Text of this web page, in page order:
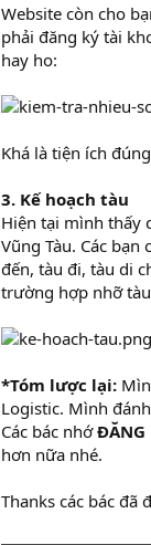
Website còn cho
phải đăng ký tài
hay ho:
Khá là tiện ích
3. Kế hoạch tàu
Hiện tại mình thấy
Vũng Tàu. Các
đến, tàu đi, tàu di
trường hợp nhỡ
*Tóm lược lại:
Logistic. Mình
Các bác nhớĐĂNG
hơn nữa nhé.
Thanks các bác đã